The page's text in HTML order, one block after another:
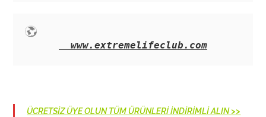
www.extremelifeclub.com
ÜCRETSİZ ÜYE OLUN TÜM ÜRÜNLERİ İNDİRİMLİ ALIN >>